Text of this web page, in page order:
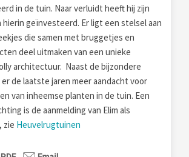
in de tuin. Naar verluidt heeft hij zijn
hierin geïnvesteerd. Er ligt een stelsel aan
die samen met bruggetjes en
deel uitmaken van een unieke
architectuur. Naast de bijzondere
de laatste jaren meer aandacht voor
van inheemse planten in de tuin. Een
is de aanmelding van Elim als
zie Heuvelrugtuinen